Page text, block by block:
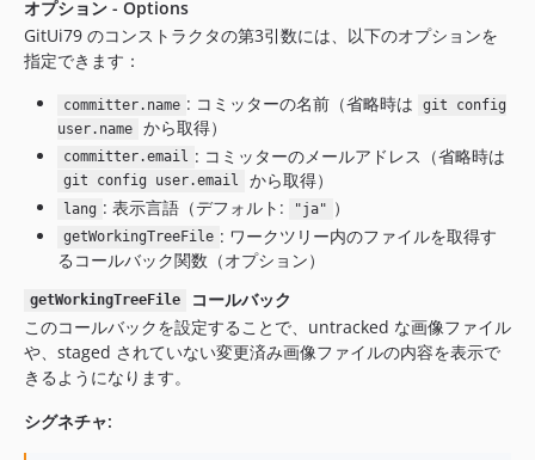
オプション - Options
GitUi79 のコンストラクタの第3引数には、以下のオプションを
指定できます：
committer.name : コミッターの名前（省略時は
git config
user.name
から取得）
committer.email : コミッターのメールアドレス（省略時は
git config user.email から取得）
lang : 表示言語（デフォルト: "ja" ）
getWorkingTreeFile : ワークツリー内のファイルを取得す
るコールバック関数（オプション）
getWorkingTreeFile
コールバック
このコールバックを設定することで、untracked な画像ファイル
や、staged されていない変更済み画像ファイルの内容を表示で
きるようになります。
シグネチャ: